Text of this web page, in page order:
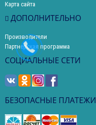
Карта сайта
ДОПОЛНИТЕЛЬНО
Производители
Партнерская программа
СОЦИАЛЬНЫЕ СЕТИ
БЕЗОПАСНЫЕ ПЛАТЕЖИ